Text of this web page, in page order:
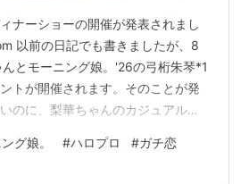
ユニット「7AIR」に参加。
「ハロプロ選抜チーム（ガッタスの前身）」
ナーショーの開催が発表されまし
以前の日記でも書きましたが、8
とモーニング娘。'26の弓桁朱琴*1
トが開催されます。そのことが発
のに、梨華ちゃんのカジュアルデ
ーショー2026 ～チュッ！梨華パ～
梨華ちゃんが所属していたユニッ
グ娘。 #ハロプロ #ガチ恋